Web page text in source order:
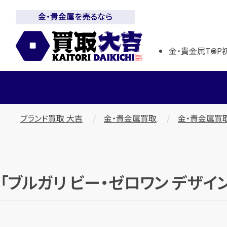
金・貴金属を売るなら
金・貴金属TOP
ブランド買取 大吉 金・貴金属買取 金・貴金属
「ブルガリ ビー・ゼロワン デザ